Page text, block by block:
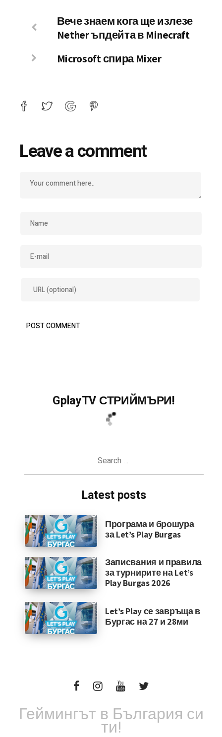
Вече знаем кога ще излезе
Nether ъпдейта в Minecraft
Microsoft спира Mixer
Leave a comment
GplayTV СТРИЙМЪРИ!
Latest posts
Програма и брошура
за Let’s Play Burgas
Записвания и правила
за турнирите на Let’s
Play Burgas 2026
Let’s Play се завръща в
Бургас на 27 и 28ми
Геймингът в България си
ти!